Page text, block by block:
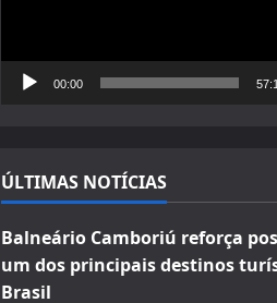
00:00
ÚLTIMAS NOTÍCIAS
Balneário Camboriú reforça
um dos principais destinos
Brasil